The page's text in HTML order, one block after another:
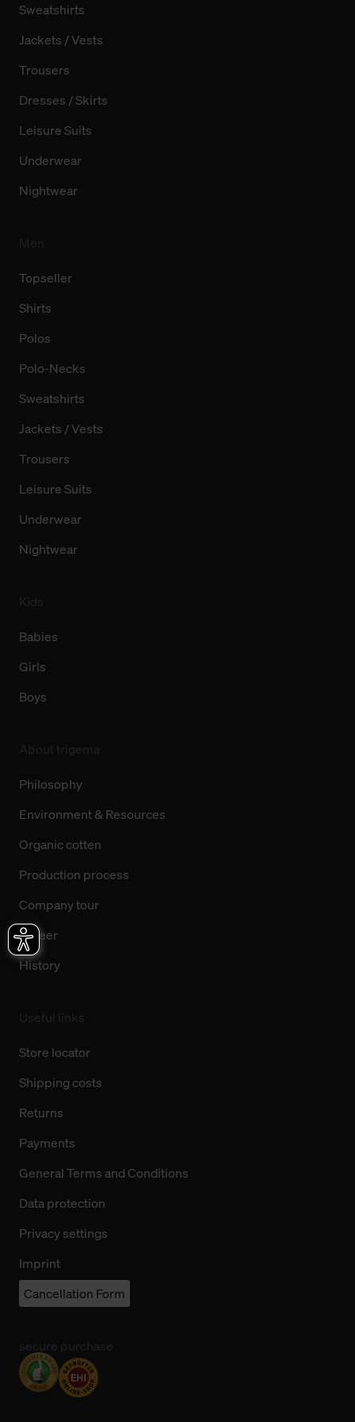
Sweatshirts
Jackets / Vests
Trousers
Dresses / Skirts
Leisure Suits
Underwear
Nightwear
Topseller
Shirts
Polos
Polo-Necks
Sweatshirts
Jackets / Vests
Trousers
Leisure Suits
Underwear
Nightwear
Babies
Girls
Boys
Philosophy
Environment & Resources
Organic cotten
Production process
Company tour
Career
History
Store locator
Shipping costs
Returns
Payments
General Terms and Conditions
Data protection
Privacy settings
Imprint
Cancellation Form